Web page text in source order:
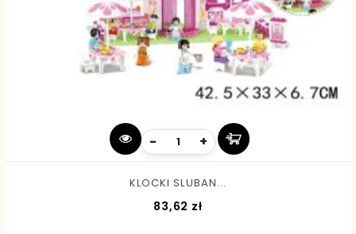
- +
KLOCKI SLUBAN...
83,62 zł